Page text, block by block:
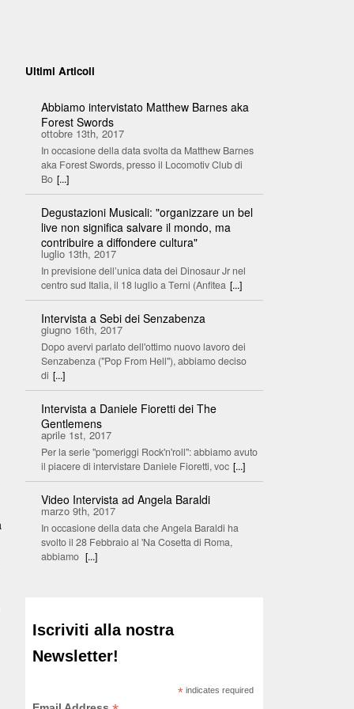
Ultimi Articoli
Abbiamo intervistato Matthew Barnes aka
Forest Swords
ottobre 13th, 2017
In occasione della data svolta da Matthew Barnes
aka Forest Swords, presso il Locomotiv Club di
Bo [...]
Degustazioni Musicali: "organizzare un bel
live non significa salvare il mondo, ma
contribuire a diffondere cultura"
luglio 13th, 2017
In previsione dell’unica data dei Dinosaur Jr nel
centro sud Italia, il 18 luglio a Terni (Anfitea [...]
Intervista a Sebi dei Senzabenza
giugno 16th, 2017
Dopo avervi parlato dell'ottimo nuovo lavoro dei
Senzabenza ("Pop From Hell"), abbiamo deciso
di [...]
Intervista a Daniele Fioretti dei The
Gentlemens
aprile 1st, 2017
Per la serie "pomeriggi Rock'n'roll": abbiamo avuto
il piacere di intervistare Daniele Fioretti, voc [...]
Video Intervista ad Angela Baraldi
marzo 9th, 2017
In occasione della data che Angela Baraldi ha
svolto il 28 Febbraio al 'Na Cosetta di Roma,
abbiamo [...]
Iscriviti alla nostra
Newsletter!
* indicates required